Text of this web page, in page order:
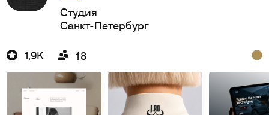
Студия
Санкт-Петербург
1,9K 18